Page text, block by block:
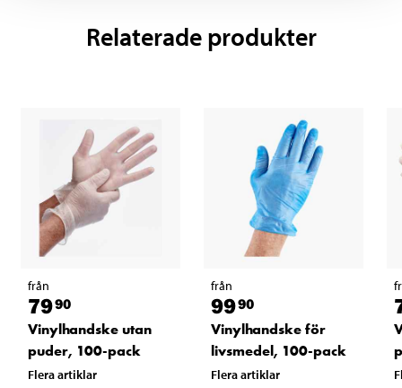
Relaterade produkter
från
7990
Vinylhandske utan
puder, 100-pack
Flera artiklar
från
9990
Vinylhandske för
livsmedel, 100-pack
Flera artiklar